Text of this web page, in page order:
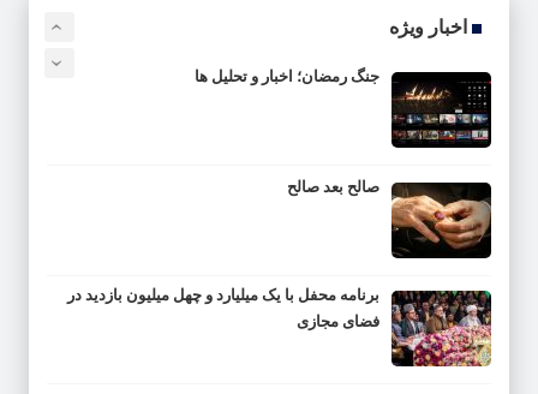
اخبار ویژه
جنگ رمضان؛ اخبار و تحلیل ها
صالح بعد صالح
برنامه محفل با یک میلیارد و چهل میلیون بازدید در
فضای مجازی
‹
›